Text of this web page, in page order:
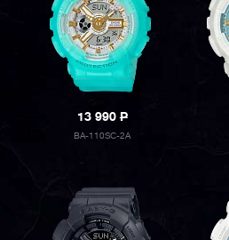
13 990P
BA-110SC-2A